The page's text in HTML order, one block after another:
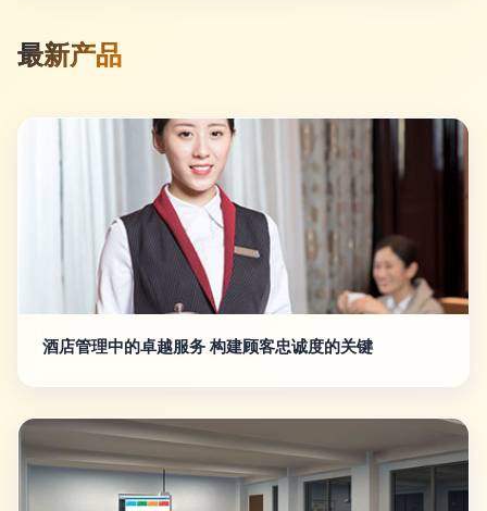
最新产品
酒店管理中的卓越服务 构建顾客忠诚度的关键